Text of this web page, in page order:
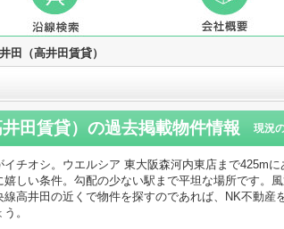
田（高井田賃貸）
田賃貸） の過去掲載物件情報 現況
イチオシ。ウエルシア 東大阪森河内東店まで425m
しい条件。勾配の少ない駅まで平坦な場所です。
高井田の近くで物件を探すのであれば、NK不動産
。